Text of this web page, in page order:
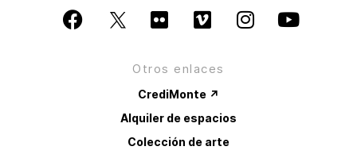
Otros enlaces
CrediMonte ↗
Alquiler de espacios
Colección de arte